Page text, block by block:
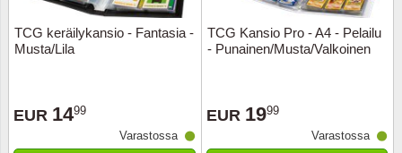
TCG keräilykansio - Fantasia -
Musta/Lila
EUR 1499
Varastossa
TCG Kansio Pro - A4 - Pelailu
- Punainen/Musta/Valkoinen
EUR 1999
Varastossa